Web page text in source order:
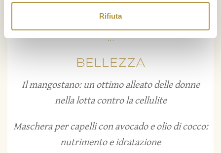
Rifiuta
Foglie di banano
...
BELLEZZA
Il mangostano: un ottimo alleato delle donne
nella lotta contro la cellulite
Maschera per capelli con avocado e olio di cocco:
nutrimento e idratazione